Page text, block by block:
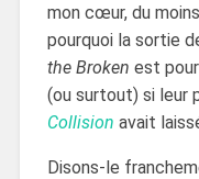
mon cœur, du
pourquoi la sortie
the Broken est
(ou surtout) si leur
Collision avait
Disons-le